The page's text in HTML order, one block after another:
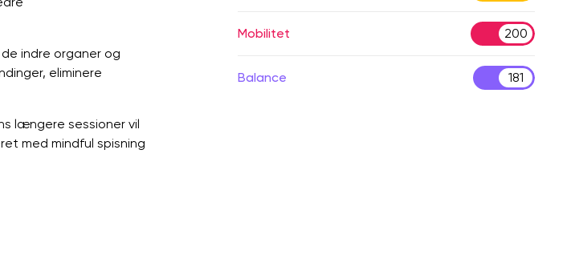
indre organer og
eliminere
længere sessioner vil
med mindful spisning
Mobilitet 200
Balance 181